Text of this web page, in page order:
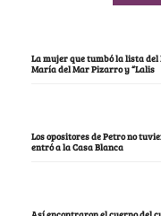
La mujer que tumbó la lista del
María del Mar Pizarro y “Lalis
Los opositores de Petro no
entró a la Casa Blanca